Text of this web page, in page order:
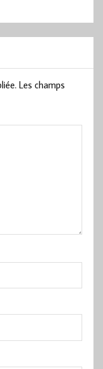
Les champs